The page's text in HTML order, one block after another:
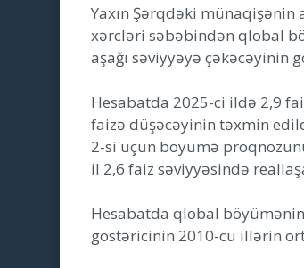
Yaxın Şərqdəki
xərcləri səbəbindən qlobal
aşağı səviyyəyə çəkəcəyinin
Hesabatda 2025-ci ildə 2,9
faizə düşəcəyinin təxmin
2-si üçün böyümə
il 2,6 faiz səviyyəsində
Hesabatda qlobal
göstəricinin 2010-cu illərin